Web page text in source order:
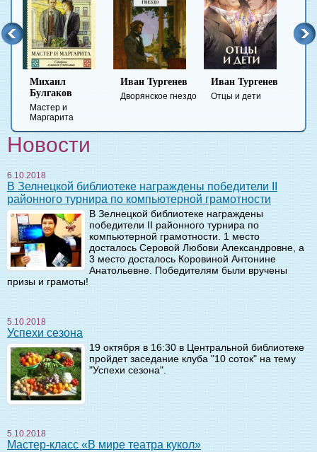
Иван Тургенев
Дворянское гнездо
Иван Тургенев
Отцы и дети
Федор
Достоевский
Новости
6.10.2018
В Зелнецкой библиотеке награждены победители II
районного турнира по компьютерной грамотности
В Зелнецкой библиотеке награждены
победители II районного турнира по
компьютерной грамотности. 1 место
досталось Серовой Любови Александровне, а
3 место досталось Коровиной Антонине
Анатольевне. Победителям были вручены
призы и грамоты!
5.10.2018
Успехи сезона
19 октября в 16:30 в Центральной библиотеке
пройдет заседание клуба "10 соток" на тему
"Успехи сезона".
5.10.2018
Мастер-класс «В мире театра кукол»